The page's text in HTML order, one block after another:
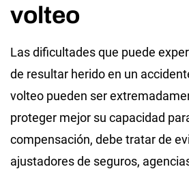
volteo
Las dificultades que puede
de resultar herido en un
volteo pueden ser
proteger mejor su capacidad
compensación, debe tratar de
ajustadores de seguros,